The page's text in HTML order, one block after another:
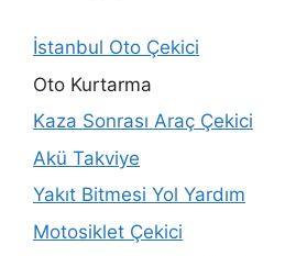
İstanbul Oto Çekici
Oto Kurtarma
Kaza Sonrası Araç Çekici
Akü Takviye
Yakıt Bitmesi Yol Yardım
Motosiklet Çekici